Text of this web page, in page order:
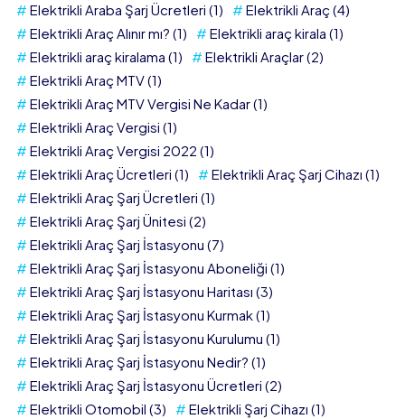
Elektrikli Araba Şarj Ücretleri (1) Elektrikli Araç (4)
Elektrikli Araç Alınır mı? (1) Elektrikli araç kirala (1)
Elektrikli araç kiralama (1) Elektrikli Araçlar(2)
Elektrikli Araç MTV(1)
Elektrikli Araç MTV Vergisi Ne Kadar(1)
Elektrikli Araç Vergisi (1)
Elektrikli Araç Vergisi 2022 (1)
Elektrikli Araç Ücretleri (1) Elektrikli Araç Şarj Cihazı (1)
Elektrikli Araç Şarj Ücretleri (1)
Elektrikli Araç Şarj Ünitesi (2)
Elektrikli Araç Şarj İstasyonu (7)
Elektrikli Araç Şarj İstasyonu Aboneliği (1)
Elektrikli Araç Şarj İstasyonu Haritası (3)
Elektrikli Araç Şarj İstasyonu Kurmak(1)
Elektrikli Araç Şarj İstasyonu Kurulumu (1)
Elektrikli Araç Şarj İstasyonu Nedir? (1)
Elektrikli Araç Şarj İstasyonu Ücretleri (2)
Elektrikli Otomobil (3) Elektrikli Şarj Cihazı (1)